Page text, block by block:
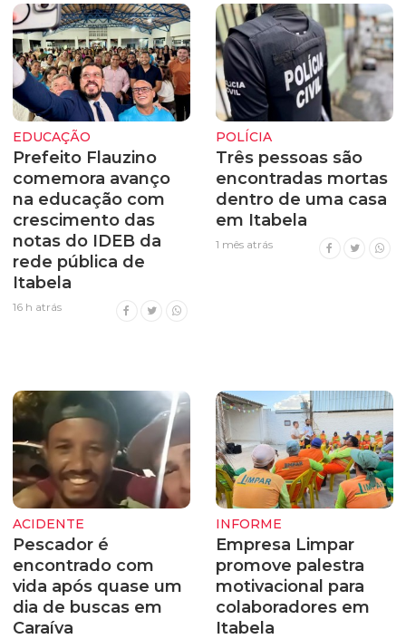
EDUCAÇÃO
Prefeito Flauzino
comemora avanço
na educação com
crescimento das
notas do IDEB da
rede pública de
Itabela
16 h atrás
POLÍCIA
Três pessoas são
encontradas mortas
dentro de uma casa
em Itabela
1 mês atrás
ACIDENTE
Pescador é
encontrado com
vida após quase um
dia de buscas em
Caraíva
INFORME
Empresa Limpar
promove palestra
motivacional para
colaboradores em
Itabela